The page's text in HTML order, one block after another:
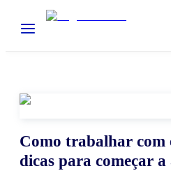
Como trabalhar com
dicas para começar